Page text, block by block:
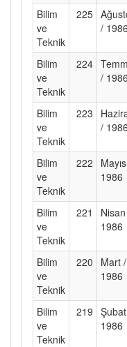
Bilim
ve
Teknik
225
/ 1986
Bilim
ve
Teknik
224
/ 1986
Bilim
ve
Teknik
223
/ 1986
Bilim
ve
Teknik
222
1986
Bilim
ve
Teknik
221
1986
Bilim
ve
Teknik
220
Mart /
1986
Bilim
ve
Teknik
219
1986